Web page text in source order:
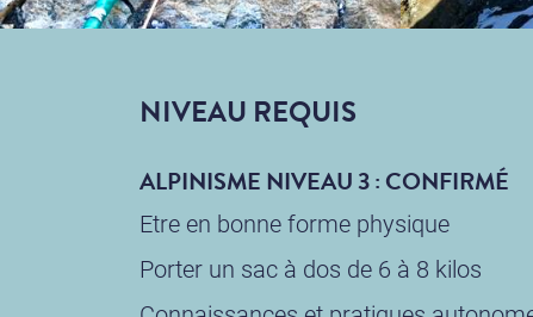
NIVEAU REQUIS
ALPINISME NIVEAU 3 : CONFIRMÉ
Etre en bonne forme physique
Porter un sac à dos de 6 à 8 kilos